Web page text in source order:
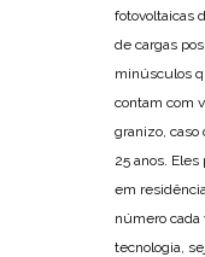
fotovoltaicas
de cargas
minúsculos
contam com
granizo, caso
25 anos.
em
número cada
tecnologia,